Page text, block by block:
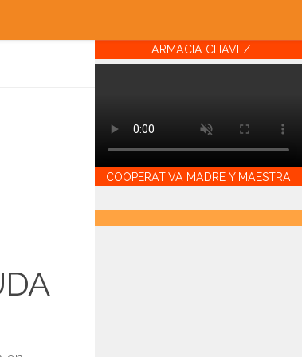
FARMACIA CHAVEZ
COOPERATIVA MADRE Y MAESTRA